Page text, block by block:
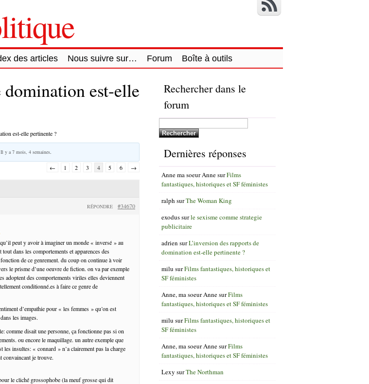
des articles Nous suivre sur… Forum Boîte à outils
domination est-elle
est-elle pertinente ?
Il y a 7 mois, 4 semaines
← 1 2 3 4 5 6 →
#34670
RÉPONDRE
peut y avoir à imaginer un monde « inversé » au
dans les comportements et apparences des
de ce genrement. du coup on continue à voir
le prisme d’une oeuvre de fiction. on va par exemple
adoptent des comportements viriles elles deviennent
conditionné.es à faire ce genre de
d’empathie pour « les femmes » qu’on est
les images.
comme disait une personne, ça fonctionne pas si on
ou encore le maquillage. un autre exemple que
insultes: « connard » n’a clairement pas la charge
convaincant je trouve.
le cliché grossophobe (la meuf grosse qui dit
Rechercher dans le
forum
Dernières réponses
Anne ma soeur AnnesurFilms
fantastiques, historiques et SF féministes
ralph surThe Woman King
exodussurle sexisme comme strategie
publicitaire
adrien surL’inversion des rapports de
domination est-elle pertinente ?
milu surFilms fantastiques, historiques et
SF féministes
Anne, ma soeur AnnesurFilms
fantastiques, historiques et SF féministes
milu surFilms fantastiques, historiques et
SF féministes
Anne, ma soeur AnnesurFilms
fantastiques, historiques et SF féministes
Lexy surThe Northman